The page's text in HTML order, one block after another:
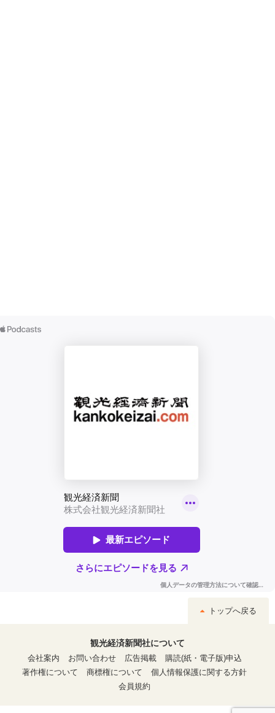
トップへ戻る
観光経済新聞社について
会社案内
お問い合わせ 広告掲載
購読(紙・電子版)申込
著作権について
商標権について
個人情報保護に関する方針
会員規約